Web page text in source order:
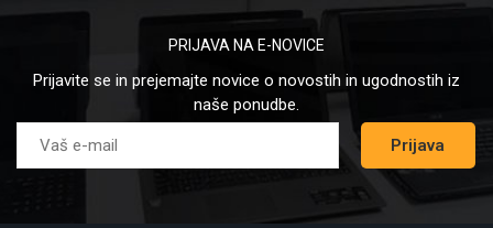
PRIJAVA NA E-NOVICE
Prijavite se in prejemajte novice o novostih in ugodnostih iz
naše ponudbe.
Prijava